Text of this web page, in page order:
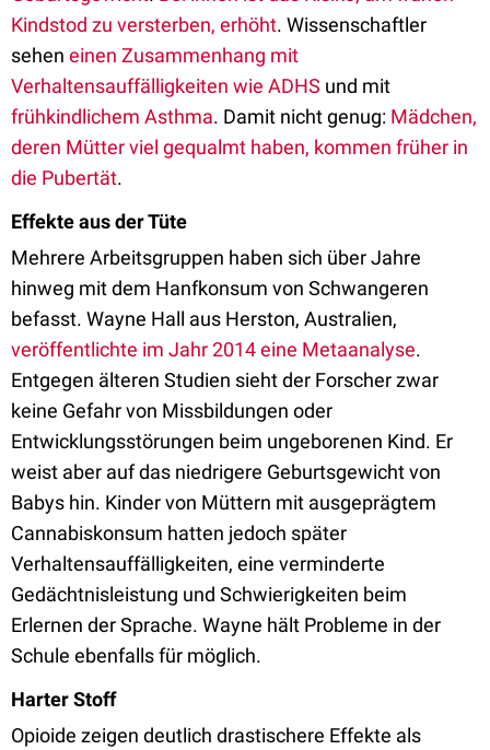
Kindstod zu versterben, erhöht. Wissenschaftler
sehen einen Zusammenhang mit
Verhaltensauffälligkeiten wie ADHS und mit
frühkindlichem Asthma. Damit nicht genug: Mädchen,
deren Mütter viel gequalmt haben, kommen früher in
die Pubertät.
Effekte aus der Tüte
Mehrere Arbeitsgruppen haben sich über Jahre
hinweg mit dem Hanfkonsum von Schwangeren
befasst. Wayne Hall aus Herston, Australien,
veröffentlichte im Jahr 2014 eine Metaanalyse.
Entgegen älteren Studien sieht der Forscher zwar
keine Gefahr von Missbildungen oder
Entwicklungsstörungen beim ungeborenen Kind. Er
weist aber auf das niedrigere Geburtsgewicht von
Babys hin. Kinder von Müttern mit ausgeprägtem
Cannabiskonsum hatten jedoch später
Verhaltensauffälligkeiten, eine verminderte
Gedächtnisleistung und Schwierigkeiten beim
Erlernen der Sprache. Wayne hält Probleme in der
Schule ebenfalls für möglich.
Harter Stoff
Opioide zeigen deutlich drastischere Effekte als